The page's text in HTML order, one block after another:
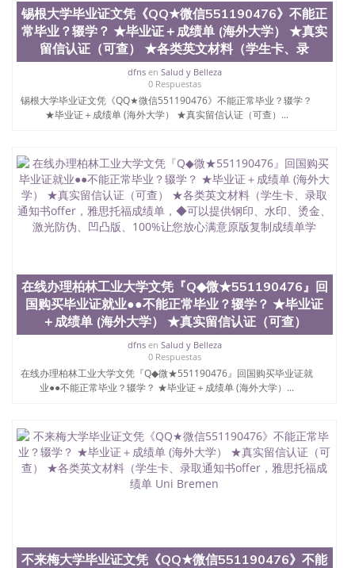
University）圣何塞州立大学（San Jose State
University）圣何塞州立大学学位证（San Jose State
University）圣何塞州立大学学位证（San Jose State
University）圣何塞州立大学学位证（San Jose State
University）圣何塞州立大学（San Jose State
University）圣何塞州立大学（San Jose State
University）圣何塞州立大学（San Jose State
University）圣何塞州立大学（San Jose State
University）圣何塞州立大学结业证（San Jose State
University）圣何塞州立大学结业证（San Jose State
University）圣何塞州立大学结业证（San Jose State
University）圣何塞州立大学学位证（San Jose State
University）圣何塞州立大学学位证（San Jose State
University）圣何塞州立大学学历证书（San Jose
（San Jose State University）澳洲读书未毕业找人做
文凭学位qq微信551190476澳洲读CQU中央昆士兰大
学学历 绩单购买学位证书/澳洲读本科硕士做文凭/购
买澳洲大学毕业证成绩单假文凭学历
offieUniversityofSouthernQueensland 澳洲读书未毕
业找人做文凭学位qq微信551190476澳洲读CQU中央
昆士兰大学学历成绩单购买学位证书/澳洲读本科硕
士做文凭/购买澳洲大学毕业证成绩单假文凭学历办
业证＋成绩单 (海外大学） ★真实留信认证（可查）
★各类英文材料（学生卡、录取通知书offer，雅思托
福成绩单，版大学毕业证，一对一专业服务
锡根大学毕业证文凭《QQ★微信551190476》不能正
常毕业？辍学？ ★毕业证＋成绩单 (海外大学） ★真实
留信认证（可查） ★各类英文材料（学生卡、录
dfnsen Salud y Belleza
0 Respuestas
锡根大学毕业证文凭《QQ★微信551190476》不能正常毕业？辍学？
★毕业证＋成绩单 (海外大学） ★真实留信认证（可查）...
在线办理柏林工业大学文凭『Q◆微★551190476』回
国购买毕业证就业●●不能正常毕业？辍学？ ★毕业证
＋成绩单 (海外大学） ★真实留信认证（可查）
dfnsen Salud y Belleza
0 Respuestas
在线办理柏林工业大学文凭『Q◆微★551190476』回国购买毕业证就
业●●不能正常毕业？辍学？ ★毕业证＋成绩单 (海外大学）...
不来梅大学毕业证文凭《QQ★微信551190476》不能